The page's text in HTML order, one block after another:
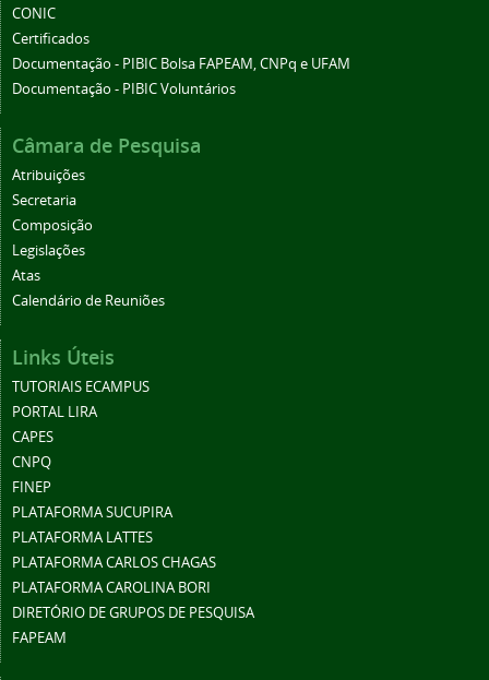
CONIC
Certificados
Documentação - PIBIC Bolsa FAPEAM, CNPq e UFAM
Documentação - PIBIC Voluntários
Câmara de Pesquisa
Atribuições
Secretaria
Composição
Legislações
Atas
Calendário de Reuniões
Links Úteis
TUTORIAIS ECAMPUS
PORTAL LIRA
CAPES
CNPQ
FINEP
PLATAFORMA SUCUPIRA
PLATAFORMA LATTES
PLATAFORMA CARLOS CHAGAS
PLATAFORMA CAROLINA BORI
DIRETÓRIO DE GRUPOS DE PESQUISA
FAPEAM